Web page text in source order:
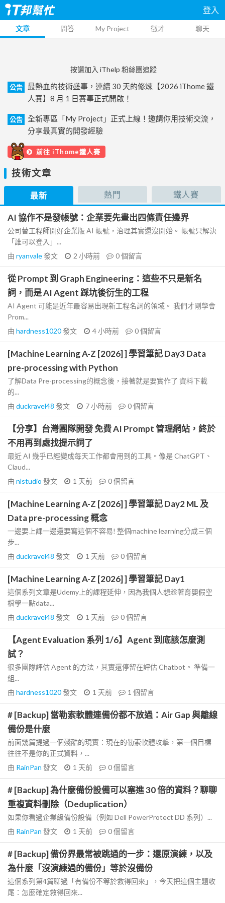
登入
文章 問答 My Project 徵才 聊天
按讚加入 iThelp 粉絲團追蹤
公告
最熱血的技術盛事，連續 30 天的修煉【2026 iThome 鐵
人賽】8 月 1 日賽事正式開啟！
公告
全新專區「My Project」正式上線！邀請你用技術交流，
分享最真實的開發經驗
前往 iThome鐵人賽
技術文章
最新 熱門 鐵人賽
AI 協作不是發帳號：企業要先畫出四條責任邊界
公司替工程師開好企業版 AI 帳號，治理其實還沒開始。 帳號只解決
「誰可以登入」...
由 ryanvale發文 2 小時前 0個留言
從 Prompt 到 Graph Engineering：這些不只是新名
詞，而是 AI Agent 踩坑後衍生的工程
AI Agent 可能是近年最容易出現新工程名詞的領域。 我們才剛學會
Prom...
由 hardness1020發文 4 小時前 0個留言
[Machine Learning A-Z [2026] ] 學習筆記 Day3 Data
pre-processing with Python
了解Data Pre-processing的概念後，接著就是要實作了 資料下載
的...
由 duckravel48 發文 7 小時前 0個留言
【分享】台灣團隊開發 免費 AI Prompt 管理網站，終於
不用再到處找提示詞了
最近 AI 幾乎已經變成每天工作都會用到的工具。像是 ChatGPT、
Claud...
由 nlstudio 發文 1 天前 0個留言
[Machine Learning A-Z [2026] ] 學習筆記 Day2 ML 及
Data pre-processing 概念
一邊要上課一邊還要寫這個不容易! 整個machine learning分成三個
步...
由 duckravel48 發文 1 天前 0個留言
[Machine Learning A-Z [2026] ] 學習筆記 Day1
這個系列文章是Udemy上的課程延伸，因為我個人想趁著育嬰假空
檔學一點data...
由 duckravel48 發文 1 天前 0個留言
【Agent Evaluation 系列 1/6】Agent 到底該怎麼測
試？
很多團隊評估 Agent 的方法，其實還停留在評估 Chatbot。 準備一
組...
由 hardness1020發文 1 天前 1 個留言
# [Backup] 當勒索軟體連備份都不放過：Air Gap 與離線
備份是什麼
前面幾篇提過一個殘酷的現實：現在的勒索軟體攻擊，第一個目標
往往不是你的正式資料，...
由 RainPan 發文 1 天前 0個留言
# [Backup] 為什麼備份設備可以塞進 30 倍的資料？聊聊
重複資料刪除（Deduplication）
如果你看過企業級備份設備（例如 Dell PowerProtect DD 系列）...
由 RainPan 發文 1 天前 0個留言
# [Backup] 備份界最常被跳過的一步：還原演練，以及
為什麼「沒演練過的備份」等於沒備份
這個系列第4篇聊過「有備份不等於救得回來」，今天把這個主題收
尾：怎麼確定救得回來...